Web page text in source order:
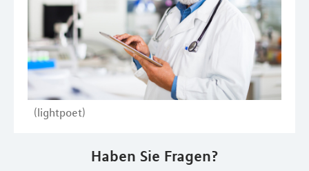
(lightpoet)
Haben Sie Fragen?